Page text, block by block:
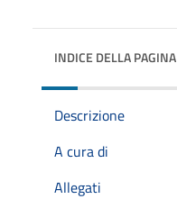
INDICE DELLA PAGINA
Descrizione
A cura di
Allegati